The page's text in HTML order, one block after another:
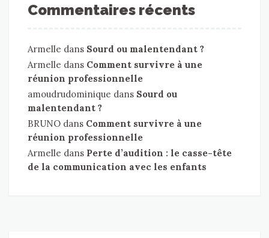
Commentaires récents
Armelle dans Sourd ou malentendant ?
Armelle dans Comment survivre à une
réunion professionnelle
amoudrudominique dans Sourd ou
malentendant ?
BRUNO dans Comment survivre à une
réunion professionnelle
Armelle dans Perte d’audition : le casse-tête
de la communication avec les enfants